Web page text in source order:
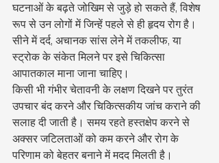
घटनाओं के बढ़ते जोखिम से जुड़े हो सकते हैं, विशेष
रूप से उन लोगों में जिन्हें पहले से ही हृदय रोग है।
सीने में दर्द, अचानक सांस लेने में तकलीफ, या
स्ट्रोक के संकेत मिलने पर इसे चिकित्सा
आपातकाल माना जाना चाहिए।
किसी भी गंभीर चेतावनी के लक्षण दिखने पर तुरंत
उपचार बंद करने और चिकित्सकीय जांच कराने की
सलाह दी जाती है। समय रहते हस्तक्षेप करने से
अक्सर जटिलताओं को कम करने और रोग के
परिणाम को बेहतर बनाने में मदद मिलती है।